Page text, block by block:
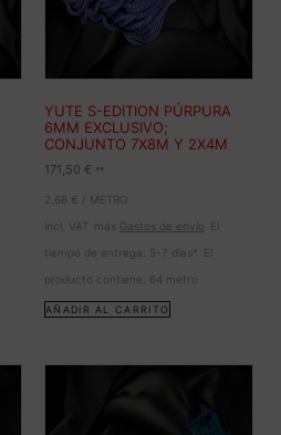
YUTE S-EDITION PÚRPURA
6MM EXCLUSIVO;
CONJUNTO 7X8M Y 2X4M
171,50 € **
2,68 €
METRO
incl. VAT
más Gastos de envío El
tiempo de entrega: 5-7 días*
El
producto contiene: 64 metro
AÑADIR AL CARRITO